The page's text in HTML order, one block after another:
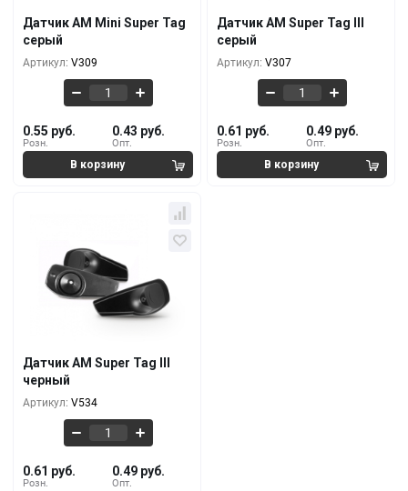
Датчик AM Mini Super Tag
серый
Артикул: V309
Розн.
0.55 руб.
Опт.
0.43 руб.
10000+ 0.52 руб.
Датчик AM Super Tag III
серый
Артикул: V307
Розн.
0.61 руб.
Опт.
0.49 руб.
10000+ 0.58 руб.
Датчик AM Super Tag III
черный
Артикул: V534
Розн.
0.61 руб.
Опт.
0.49 руб.
Кол-во За 1 шт.
10000+ 0.58 руб.